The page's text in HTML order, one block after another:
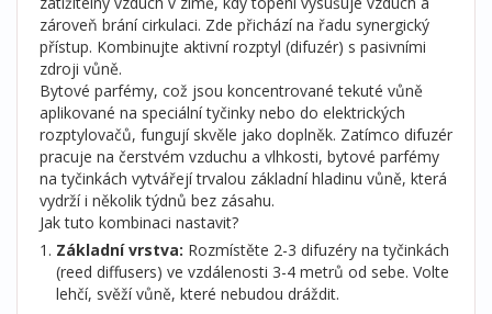
zároveň brání cirkulaci. Zde přichází na řadu synergický
přístup. Kombinujte aktivní rozptyl (difuzér) s pasivními
zdroji vůně.
Bytové parfémy, což jsou koncentrované tekuté vůně
aplikované na speciální tyčinky nebo do elektrických
rozptylovačů, fungují skvěle jako doplněk. Zatímco difuzér
pracuje na čerstvém vzduchu a vlhkosti, bytové parfémy
na tyčinkách vytvářejí trvalou základní hladinu vůně, která
vydrží i několik týdnů bez zásahu.
Jak tuto kombinaci nastavit?
Základní vrstva: Rozmístěte 2-3 difuzéry na tyčinkách
(reed diffusers) ve vzdálenosti 3-4 metrů od sebe. Volte
lehčí, svěží vůně, které nebudou dráždit.